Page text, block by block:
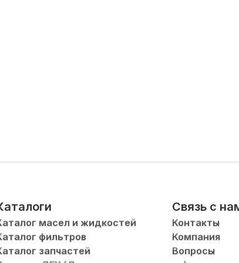
масел и жидкостей
фильтров
запчастей
Связь с
Контакты
Компания
Вопросы